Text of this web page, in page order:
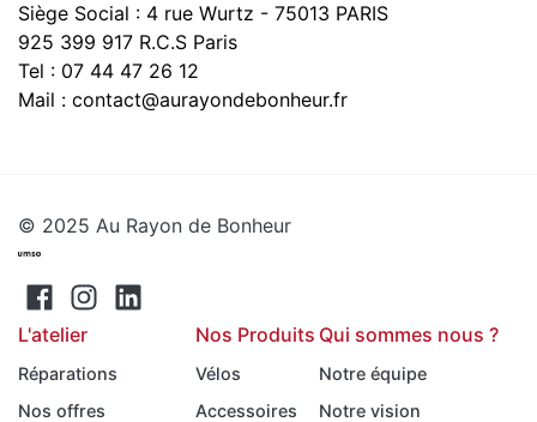
Siège Social : 4 rue Wurtz - 75013 PARIS
925 399 917 R.C.S Paris
Tel : 07 44 47 26 12
Mail : contact@aurayondebonheur.fr
© 2025 Au Rayon de Bonheur
L'atelier
Réparations
Nos offres
Nos Produits
Vélos
Accessoires
Qui sommes nous ?
Notre équipe
Notre vision